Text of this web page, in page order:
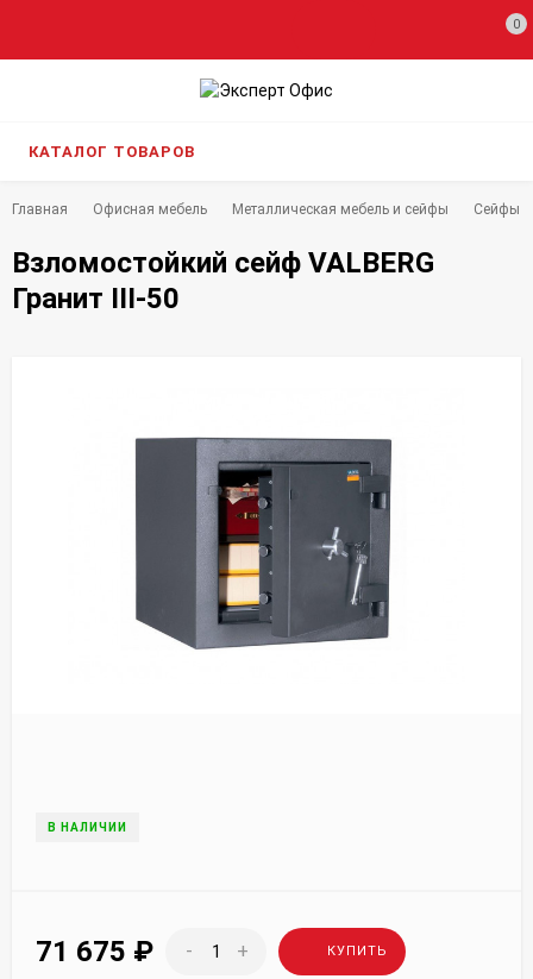
0
КАТАЛОГ ТОВАРОВ
Главная Офисная мебель Металлическая мебель и сейфы Сейфы
Взломостойкий сейф VALBERG
Гранит III-50
В НАЛИЧИИ
71 675 ₽ - + КУПИТЬ